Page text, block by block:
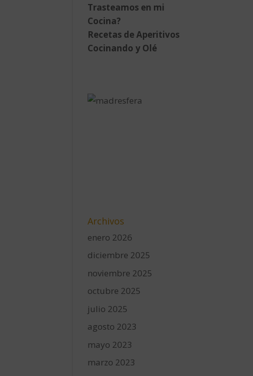
Trasteamos en mi
Cocina?
Recetas de Aperitivos
Cocinando y Olé
Archivos
enero 2026
diciembre 2025
noviembre 2025
octubre 2025
julio 2025
agosto 2023
mayo 2023
marzo 2023